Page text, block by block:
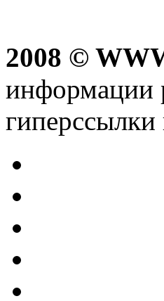
2008 ©
информации
гиперссылки